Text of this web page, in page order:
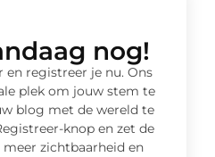
nog!
registreer je nu. Ons
plek om jouw stem te
blog met de wereld te
knop en zet de
meer zichtbaarheid en